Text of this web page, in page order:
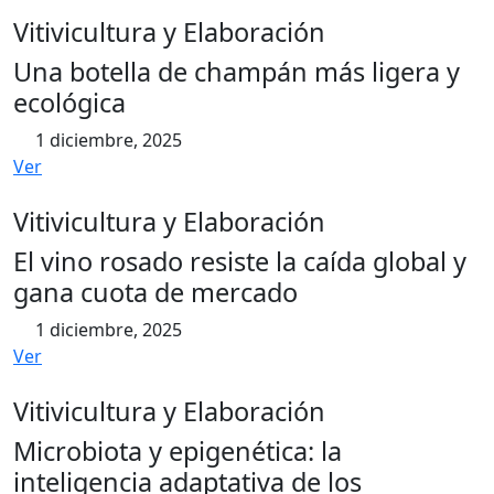
Vitivicultura y Elaboración
Una botella de champán más ligera y
ecológica
1 diciembre, 2025
Ver
Vitivicultura y Elaboración
El vino rosado resiste la caída global y
gana cuota de mercado
1 diciembre, 2025
Ver
Vitivicultura y Elaboración
Microbiota y epigenética: la
inteligencia adaptativa de los